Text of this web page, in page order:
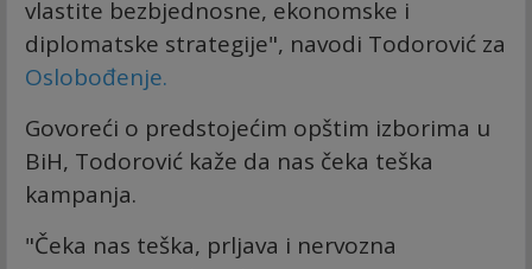
vlastite bezbjednosne, ekonomske i
diplomatske strategije", navodi Todorović za
Oslobođenje.
Govoreći o predstojećim opštim izborima u
BiH, Todorović kaže da nas čeka teška
kampanja.
"Čeka nas teška, prljava i nervozna